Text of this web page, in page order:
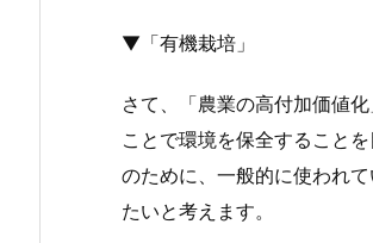
▼「有機栽培」
さて、「農業の高付加価値
ことで環境を保全すること
のために、一般的に使われ
たいと考えます。